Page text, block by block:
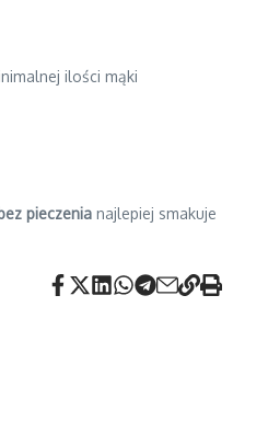
ilości mąki
pieczenia najlepiej smakuje